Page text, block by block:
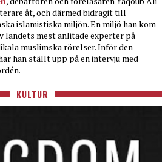
åt, och därmed bidragit till
islamistiska miljön. En miljö han kom
landets mest anlitade experter på
muslimska rörelser. Inför den
han ställt upp på en intervju med
KULTUR